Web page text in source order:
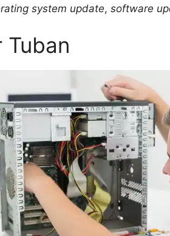
system update, software
Tuban